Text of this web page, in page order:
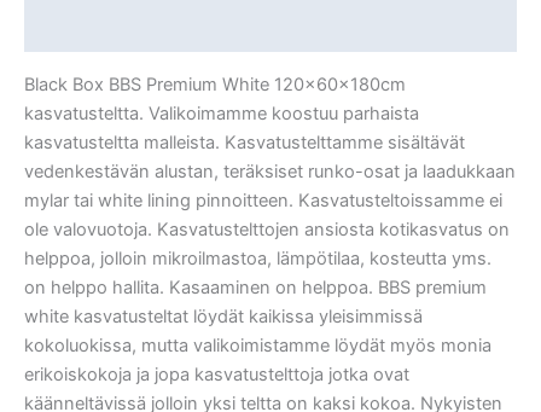
Black Box BBS Premium White 120x60x180cm
kasvatusteltta. Valikoimamme koostuu parhaista
kasvatusteltta malleista. Kasvatustelttamme sisältävät
vedenkestävän alustan, teräksiset runko-osat ja laadukkaan
mylar tai white lining pinnoitteen. Kasvatusteltoissamme ei
ole valovuotoja. Kasvatustelttojen ansiosta kotikasvatus on
helppoa, jolloin mikroilmastoa, lämpötilaa, kosteutta yms.
on helppo hallita. Kasaaminen on helppoa. BBS premium
white kasvatusteltat löydät kaikissa yleisimmissä
kokoluokissa, mutta valikoimistamme löydät myös monia
erikoiskokoja ja jopa kasvatustelttoja jotka ovat
käänneltävissä jolloin yksi teltta on kaksi kokoa. Nykyisten